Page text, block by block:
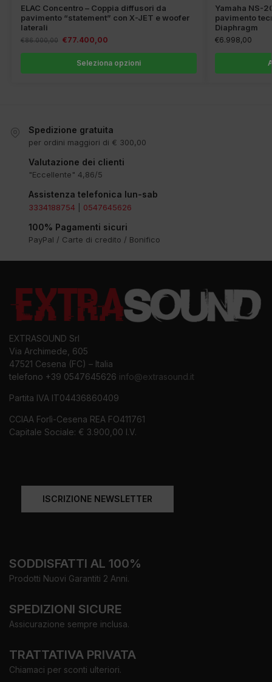
ELAC Concentro – Coppia diffusori da
pavimento “statement” con X-JET e woofer
laterali
€86.000,00 €77.400,00
Seleziona opzioni
Yamaha NS-
pavimento
Diaphragm
€6.998,00
Spedizione gratuita
per ordini maggiori di € 300,00
Valutazione dei clienti
"Eccellente" 4,86/5
Assistenza telefonica lun-sab
3334188754 0547645626
100% Pagamenti sicuri
PayPal / Carte di credito / Bonifico
EXTRASOUND Srl
Via Archimede, 605
47521 Cesena (FC) – Italia
telefono +39 0547645626 info@extrasound.it
Partita IVA IT04436860409
CCIAA Forlì-Cesena REA FO411761
Capitale Sociale: € 3.900,00 I.V.
ISCRIZIONE NEWSLETTER
SODDISFATTI AL 100%
Prodotti Nuovi Garantiti 2 Anni.
SPEDIZIONI SICURE
Assicurazione sempre inclusa.
TRATTATIVA PRIVATA
Chiamaci per sconti ulteriori.